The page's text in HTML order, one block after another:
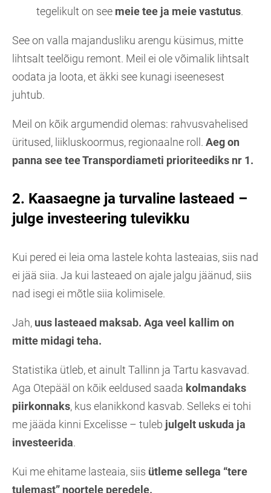
tegelikult on see meie tee ja meie vastutus.
See on valla majandusliku arengu küsimus, mitte
lihtsalt teelõigu remont. Meil ei ole võimalik lihtsalt
oodata ja loota, et äkki see kunagi iseenesest
juhtub.
Meil on kõik argumendid olemas: rahvusvahelised
üritused, liikluskoormus, regionaalne roll. Aeg on
panna see tee Transpordiameti prioriteediks nr 1.
2. Kaasaegne ja turvaline lasteaed –
julge investeering tulevikku
Kui pered ei leia oma lastele kohta lasteaias, siis nad
ei jää siia. Ja kui lasteaed on ajale jalgu jäänud, siis
nad isegi ei mõtle siia kolimisele.
Jah, uus lasteaed maksab. Aga veel kallim on
mitte midagi teha.
Statistika ütleb, et ainult Tallinn ja Tartu kasvavad.
Aga Otepääl on kõik eeldused saada kolmandaks
piirkonnaks, kus elanikkond kasvab. Selleks ei tohi
me jääda kinni Excelisse – tuleb julgelt uskuda ja
investeerida.
Kui me ehitame lasteaia, siis ütleme sellega “tere
tulemast” noortele peredele.